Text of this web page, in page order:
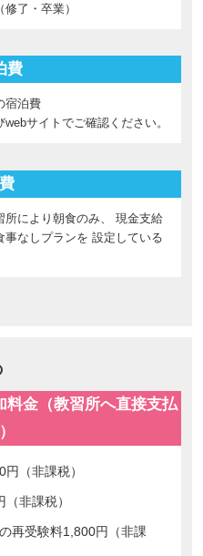
了・卒業）
費
宿泊費
サイトでご確認ください。
により朝食のみ、 現金支給
なしプランを 設定している
料金（教習所へ直接支払
（非課税）
非課税）
再受験料1,800円（非課